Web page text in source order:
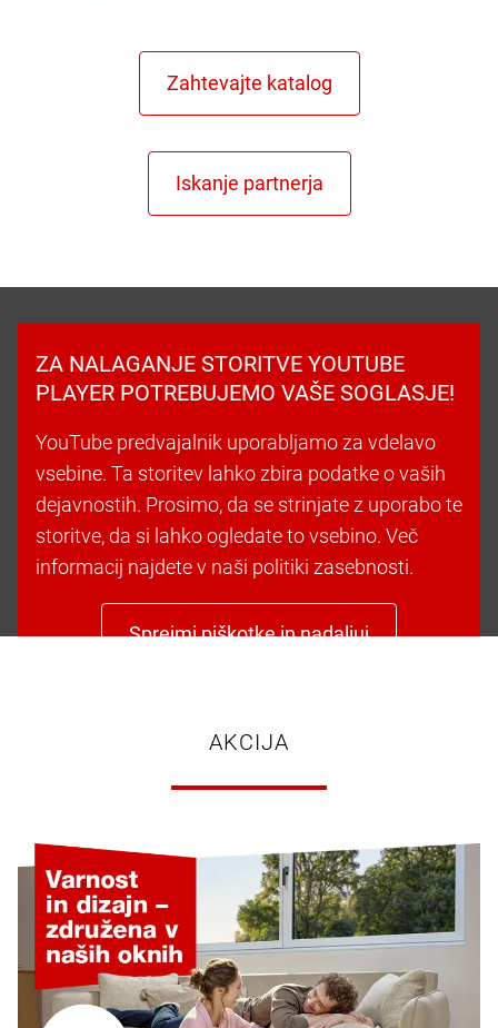
ZA NALAGANJE STORITVE YOUTUBE
PLAYER POTREBUJEMO VAŠE SOGLASJE!
YouTube predvajalnik uporabljamo za vdelavo
vsebine. Ta storitev lahko zbira podatke o vaših
dejavnostih. Prosimo, da se strinjate z uporabo te
storitve, da si lahko ogledate to vsebino. Več
informacij najdete v naši politiki zasebnosti.
Sprejmi piškotke in nadaljuj
AKCIJA